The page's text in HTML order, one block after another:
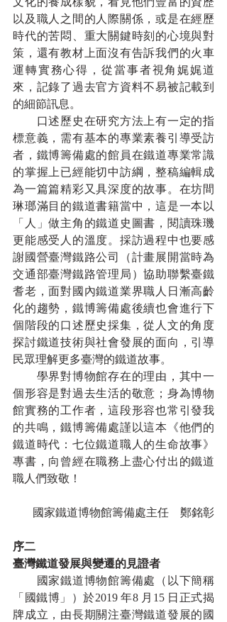
以及職人之間的人際關係，或是在經歷
時代的苦悶、重大關鍵時刻的心境與對
策，還有教材上面沒有告訴我們的火車
運轉實務心得，從當事者視角娓娓道
來，記錄了過去官方資料不易被記載到
的細節訊息。
口述歷史在研究方法上有一定的指
標意義，需有基本的專業素養引導受訪
者，鐵博籌備處的館員在鐵道專業常識
的掌握上已經能切中訪綱，整稿編輯成
為一篇篇精彩又具深度的故事。在坊間
琳瑯滿目的鐵道書籍當中，這是一本以
「人」做主角的鐵道史圖書，閱讀珠璣
更能感受人的溫度。採訪過程中也要感
謝國營臺灣鐵路公司（計畫展開當時為
交通部臺灣鐵路管理局）協助聯繫臺鐵
耆老，面對國內鐵道業界職人日漸高齡
化的趨勢，鐵博籌備處後續也會進行下
個階段的口述歷史採集，從人文的角度
探討鐵道技術與社會發展的面向，引導
民眾理解更多臺灣的鐵道故事。
學界對博物館存在的理由，其中一
個形容是對過去生活的敬意；身為博物
館實務的工作者，這段形容也常引發我
的共鳴，鐵博籌備處謹以這本《他們的
鐵道時代：七位鐵道職人的生命故事》
專書，向曾經在職務上盡心付出的鐵道
職人們致敬！
國家鐵道博物館籌備處主任　鄭銘彰
序二
臺灣鐵道發展與變遷的見證者
國家鐵道博物館籌備處（以下簡稱
「國鐵博」）於2019 年8 月15 日正式揭
牌成立，由長期關注臺灣鐵道發展的國